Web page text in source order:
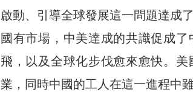
啟動、引導全球發展這一問題達成
國有市場，中美達成的共識促成
飛，以及全球化步伐愈來愈快。
業，同時中國的工人在這一進程中